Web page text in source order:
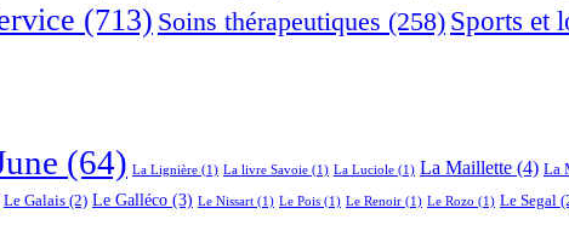
(713) Soins thérapeutiques (258) Sports et
(64) La Lignière (1) La livre Savoie (1) La Luciole (1) La Maillette (4) La
Le Galais (2) Le Galléco (3) Le Nissart (1) Le Pois (1) Le Renoir (1) Le Rozo (1) Le Segal